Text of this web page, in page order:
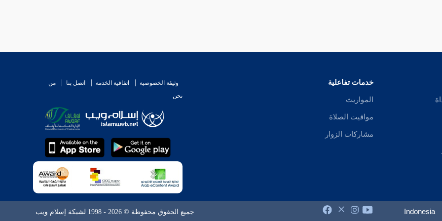
خدمات تفاعلية
المواريث
مواقيت الصلاة
مشاركات الزوار
وثيقة الخصوصية اتفاقية الخدمة اتصل بنا
من
نحن
Indonesia جميع الحقوق محفوظة © 2026 - 1998 لشبكة إسلام ويب